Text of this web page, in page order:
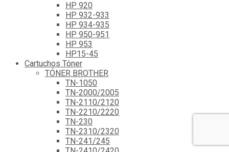
HP 920
HP 932-933
HP 934-935
HP 950-951
HP 953
HP15-45
Cartuchos Tóner
TÓNER BROTHER
TN-1050
TN-2000/2005
TN-2110/2120
TN-2210/2220
TN-230
TN-2310/2320
TN-241/245